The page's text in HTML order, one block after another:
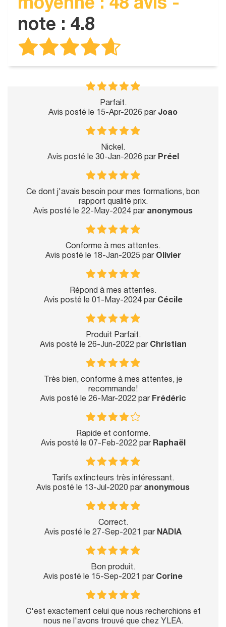
moyenne : 48 avis -
note : 4.8
Parfait.
Avis posté le 15-Apr-2026 par Joao
Nickel.
Avis posté le 30-Jan-2026 par Préel
Ce dont j'avais besoin pour mes formations, bon
rapport qualité prix.
Avis posté le 22-May-2024 par anonymous
Conforme à mes attentes.
Avis posté le 18-Jan-2025 par Olivier
Répond à mes attentes.
Avis posté le 01-May-2024 par Cécile
Produit Parfait.
Avis posté le 26-Jun-2022 par Christian
Très bien, conforme à mes attentes, je
recommande!
Avis posté le 26-Mar-2022 par Frédéric
Rapide et conforme.
Avis posté le 07-Feb-2022 par Raphaël
Tarifs extincteurs très intéressant.
Avis posté le 13-Jul-2020 par anonymous
Correct.
Avis posté le 27-Sep-2021 par NADIA
Bon produit.
Avis posté le 15-Sep-2021 par Corine
C'est exactement celui que nous recherchions et
nous ne l'avons trouvé que chez YLEA.